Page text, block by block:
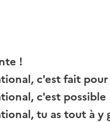
!
c'est fait
c'est possible
tu as tout à y